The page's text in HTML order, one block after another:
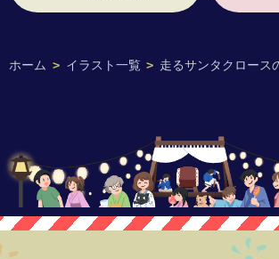
ホーム > イラスト一覧 > 走るサンタクロース